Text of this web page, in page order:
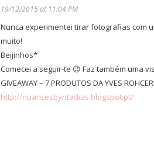
19/12/2015 at 11:04 PM
Nunca experimentei tirar fotografias com
muito!
Beijinhos*
Comecei a seguir-te 😉 Faz também uma
GIVEAWAY – 7 PRODUTOS DA YVES ROHCER!
http://nuancesbyritadias.blogspot.pt/